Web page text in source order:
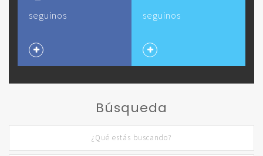
seguinos seguinos
Búsqueda